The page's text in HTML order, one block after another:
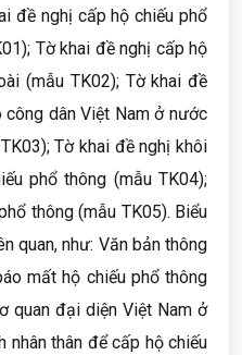
đề nghị cấp hộ chiếu phổ
Tờ khai đề nghị cấp hộ
(mẫu TK02); Tờ khai đề
công dân Việt Nam ở nước
Tờ khai đề nghị khôi
phổ thông (mẫu TK04);
thông (mẫu TK05). Biểu
quan, như: Văn bản thông
mất hộ chiếu phổ thông
quan đại diện Việt Nam ở
nhân thân để cấp hộ chiếu